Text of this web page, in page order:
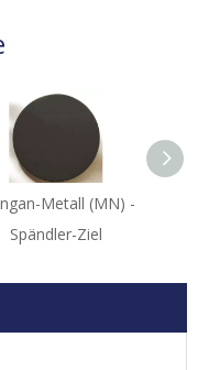
Metall (MN) -
Spändler-Ziel